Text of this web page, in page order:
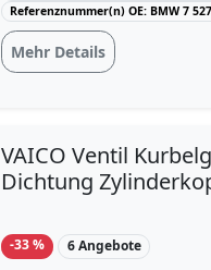
Referenznummer(n) OE: BMW 7
Mehr Details
VAICO Ventil
Dichtung
-33 % 6 Angebote